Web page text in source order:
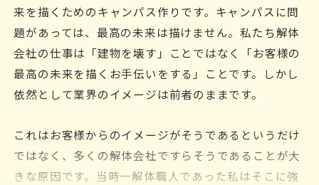
来を描くためのキャンパス作りです。キャンパスに問
題があっては、最高の未来は描けません。私たち解体
会社の仕事は「建物を壊す」ことではなく「お客様の
最高の未来を描くお手伝いをする」ことです。しかし
依然として業界のイメージは前者のままです。
これはお客様からのイメージがそうであるというだけ
ではなく、多くの解体会社ですらそうであることが大
きな原因です。当時一解体職人であった私はそこに強